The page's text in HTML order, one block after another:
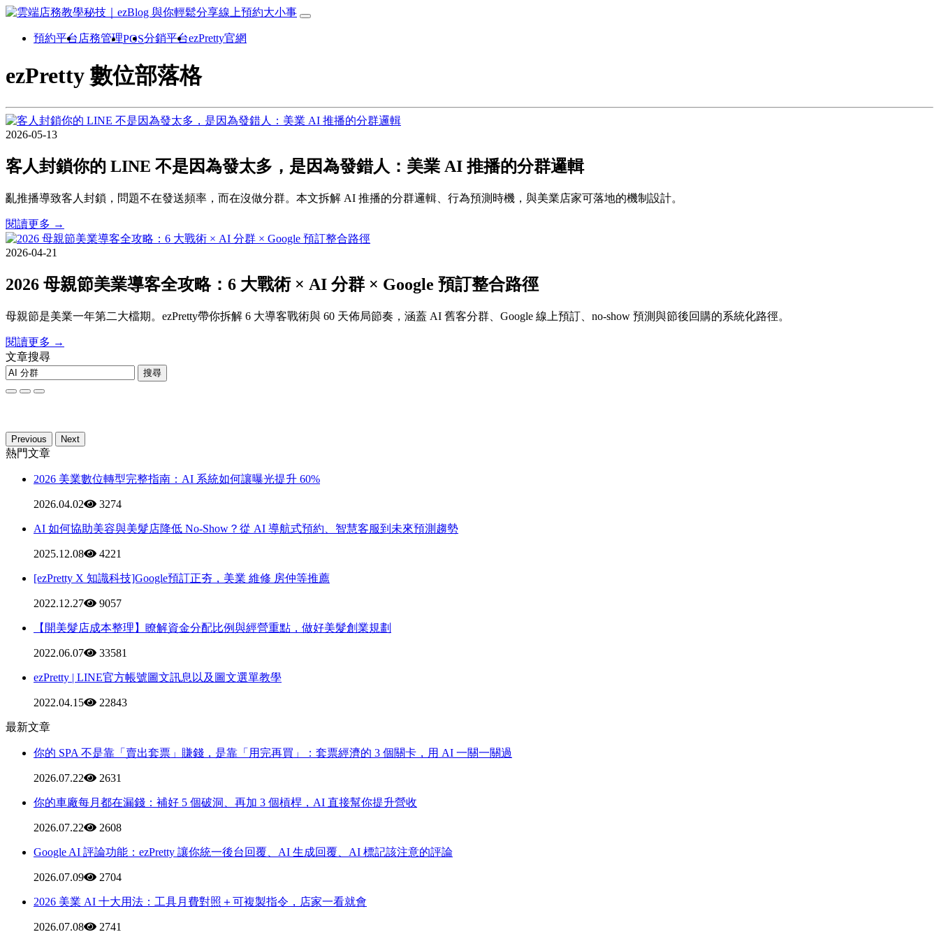
預約平台 店務管理POS分銷平台ezPretty官網
ezPretty 數位部落格
2026-05-13
客人封鎖你的 LINE 不是因為發太多，是因為發錯人：美業 AI 推播的分群邏輯
亂推播導致客人封鎖，問題不在發送頻率，而在沒做分群。本文拆解 AI 推播的分群邏輯、行為預測時機，與美業店家可落地的機制設計。
閱讀更多 →
2026-04-21
2026 母親節美業導客全攻略：6 大戰術 × AI 分群 × Google 預訂整合路徑
母親節是美業一年第二大檔期。ezPretty帶你拆解 6 大導客戰術與 60 天佈局節奏，涵蓋 AI 舊客分群、Google 線上預訂、no-show 預測與節後回購的系統化路徑。
閱讀更多 →
文章搜尋
搜尋
Previous Next
熱門文章
2026 美業數位轉型完整指南：AI 系統如何讓曝光提升 60%
2026.04.02 3274
AI 如何協助美容與美髮店降低 No-Show？從 AI 導航式預約、智慧客服到未來預測趨勢
2025.12.08 4221
[ezPretty X 知識科技]Google預訂正夯，美業 維修 房仲等推薦
2022.12.27 9057
【開美髮店成本整理】瞭解資金分配比例與經營重點，做好美髮創業規劃
2022.06.07 33581
ezPretty | LINE官方帳號圖文訊息以及圖文選單教學
2022.04.15 22843
最新文章
你的 SPA 不是靠「賣出套票」賺錢，是靠「用完再買」：套票經濟的 3 個關卡，用 AI 一關一關過
2026.07.22 2631
你的車廠每月都在漏錢：補好 5 個破洞、再加 3 個槓桿，AI 直接幫你提升營收
2026.07.22 2608
Google AI 評論功能：ezPretty 讓你統一後台回覆、AI 生成回覆、AI 標記該注意的評論
2026.07.09 2704
2026 美業 AI 十大用法：工具月費對照＋可複製指令，店家一看就會
2026.07.08 2741